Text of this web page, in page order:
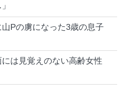
Pの虜になった3歳の息子
は見覚えのない高齢女性